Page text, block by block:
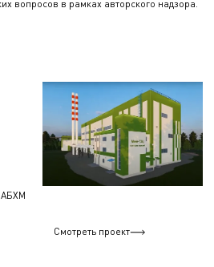
АБХМ
вопросов в рамках авторского надзора.
Смотреть проект